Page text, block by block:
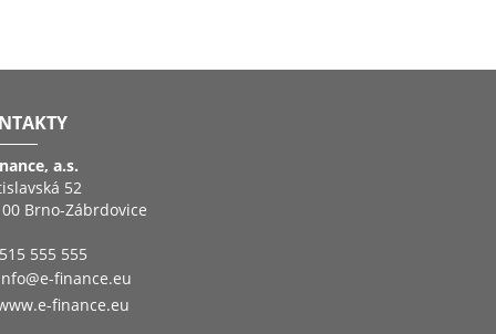
a.s.
52
Brno-Zábrdovice
515 555 555
finance.eu
finance.eu